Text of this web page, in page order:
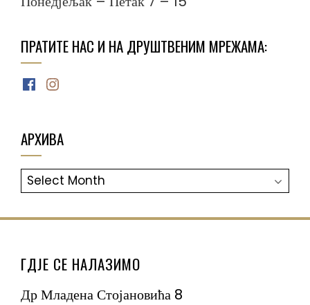
ПРАТИТЕ НАС И НА ДРУШТВЕНИМ МРЕЖАМА:
Facebook
Instagram
АРХИВА
АРХИВА
ГДЈЕ СЕ НАЛАЗИМО
Др Младена Стојановића 8